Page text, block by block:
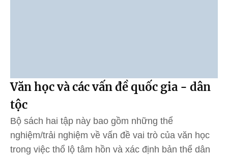
Văn học và các vấn đề quốc gia - dân
tộc
Bộ sách hai tập này bao gồm những thể
nghiệm/trải nghiệm về vấn đề vai trò của văn học
trong việc thổ lộ tâm hồn và xác định bản thể dân